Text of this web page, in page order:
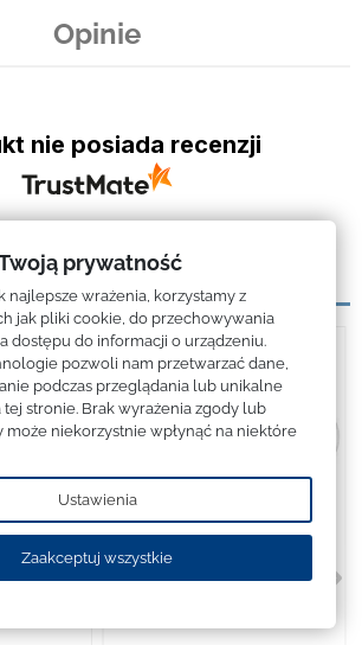
Opinie
nie posiada recenzji
prywatność
najlepsze wrażenia, korzystamy z
jak pliki cookie, do przechowywania
dostępu do informacji o urządzeniu.
pozwoli nam przetwarzać dane,
podczas przeglądania lub unikalne
stronie. Brak wyrażenia zgody lub
może niekorzystnie wpłynąć na niektóre
Ustawienia
Zaakceptuj wszystkie